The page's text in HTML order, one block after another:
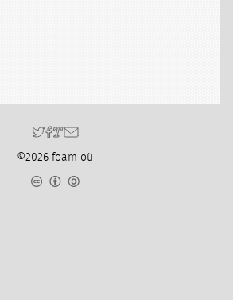
©2026 foam oü